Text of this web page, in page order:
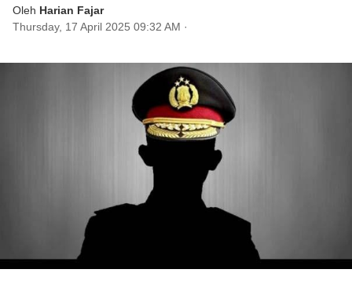
Oleh Harian Fajar
Thursday, 17 April 2025 09:32 AM ·